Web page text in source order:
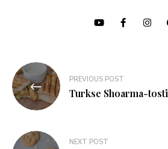
Bericht
navigatie
PREVIOUS POST
Turkse Shoarma-tosti
NEXT POST